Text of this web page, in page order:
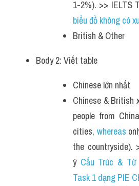
1-2%). >> IELTS
biểu đồ không có
British & Other
Body 2: Viết table
Chinese lớn nhất
Chinese & British
people from
cities, whereas
the countryside).
ý Cấu Trúc &
Task 1 dạng PIE